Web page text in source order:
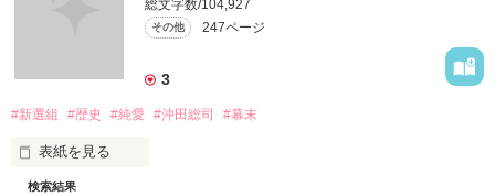
〜○〜○〜○〜○〜○〜○〜○〜○〜○〜
初小説です！
｢新撰組のヒミツ 壱｣からお読み下さい
(注)新選組をもとにしたフィクションです。様々な設定や時期
等は、物語と人物の設定上、忠実に沿わない部分が多々ござい
2022.8.10～
くすのきひなた
総文字数/104,927
その他 247ページ
3
#新選組 #歴史 #純愛 #沖田総司 #幕末
表紙を見る
検索結果